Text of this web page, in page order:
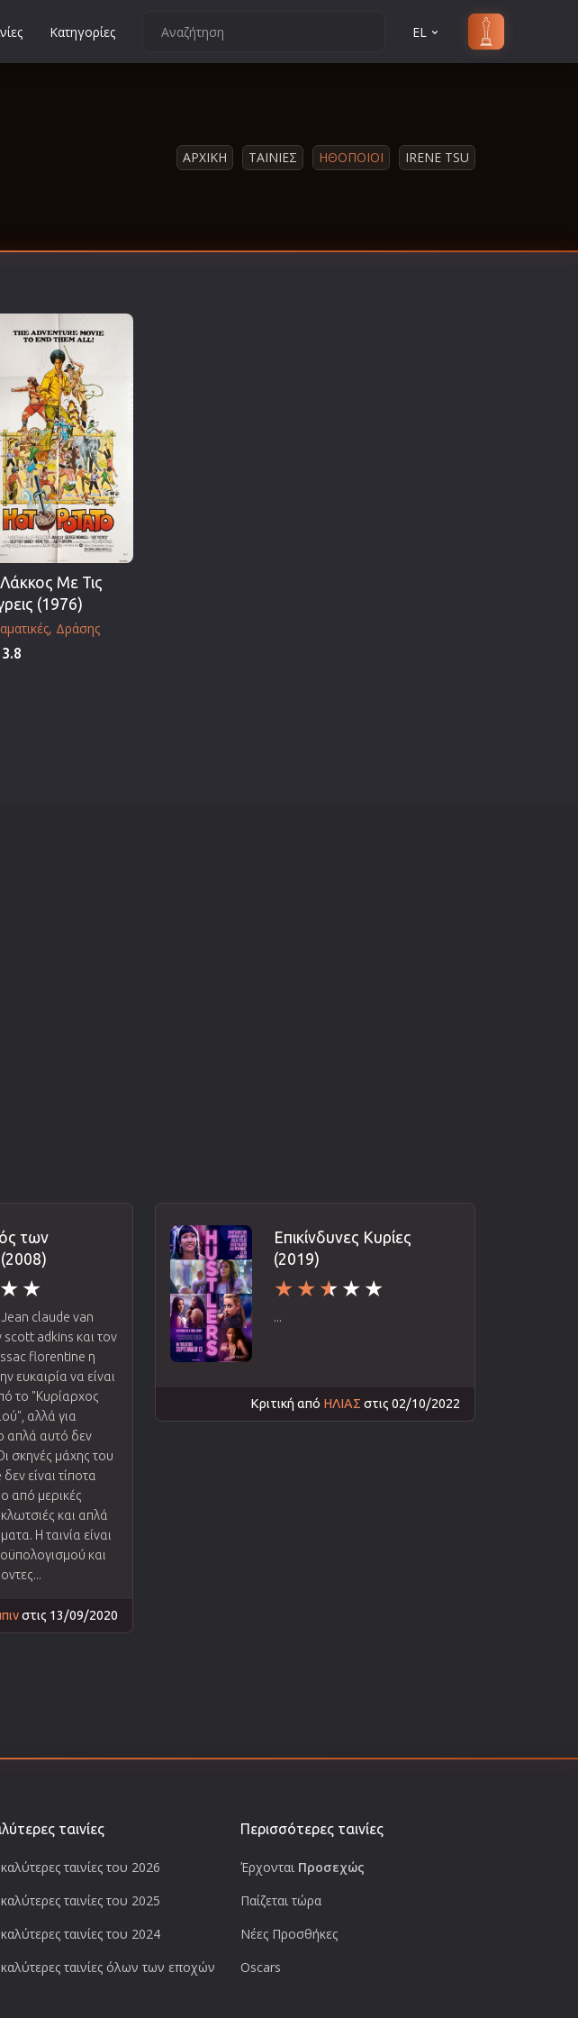
Κατηγορίες EL
ΑΡΧΙΚΗ ΤΑΙΝΙΕΣ ΗΘΟΠΟΙΟΙ IRENE TSU
Με Τις
(1976)
Δράσης
3.8
των
claude van
scott adkins και τον
florentine η
ευκαιρία να είναι
το "Κυρίαρχος
αλλά για
απλά αυτό δεν
σκηνές μάχης του
είναι τίποτα
από μερικές
και απλά
Η ταινία είναι
και
στις 13/09/2020
Επικίνδυνες Κυρίες
(2019)
...
Κριτική από ΗΛΙΑΣ στις 02/10/2022
ταινίες
ταινίες του 2026
ταινίες του 2025
ταινίες του 2024
ταινίες όλων των εποχών
Περισσότερες ταινίες
Έρχονται Προσεχώς
Παίζεται τώρα
Νέες Προσθήκες
Oscars